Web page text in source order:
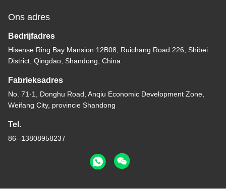
Ons adres
Bedrijfadres
Hisense Ring Bay Mansion 12B08, Ruichang Road 226, Shibei
District, Qingdao, Shandong, China
Fabrieksadres
No. 71-1, Donghu Road, Anqiu Economic Development Zone,
Weifang City, provincie Shandong
Tel.
86--13808958237